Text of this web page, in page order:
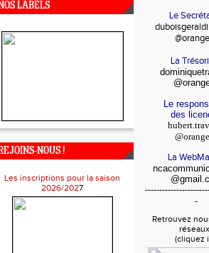
LABELS
NOUS !
Les inscriptions pour la saison
2026/2027
Le
La
Le
des
La
-
Retrouvez
(cliquez